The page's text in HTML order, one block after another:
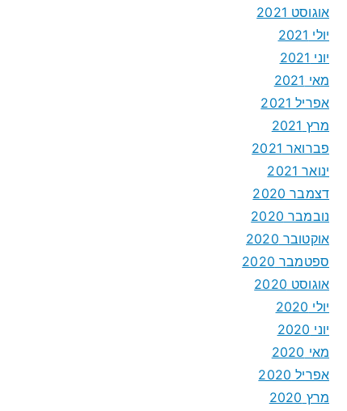
אוגוסט 2021
יולי 2021
יוני 2021
מאי 2021
אפריל 2021
מרץ 2021
פברואר 2021
ינואר 2021
דצמבר 2020
נובמבר 2020
אוקטובר 2020
ספטמבר 2020
אוגוסט 2020
יולי 2020
יוני 2020
מאי 2020
אפריל 2020
מרץ 2020